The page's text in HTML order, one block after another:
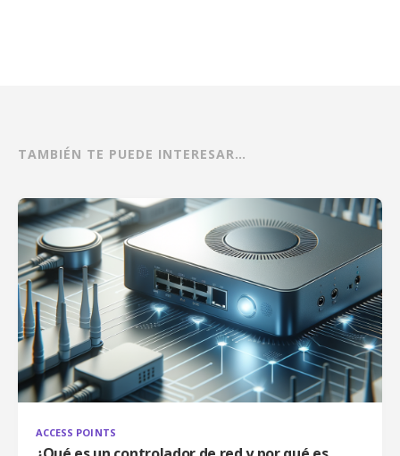
TAMBIÉN TE PUEDE INTERESAR…
ACCESS POINTS